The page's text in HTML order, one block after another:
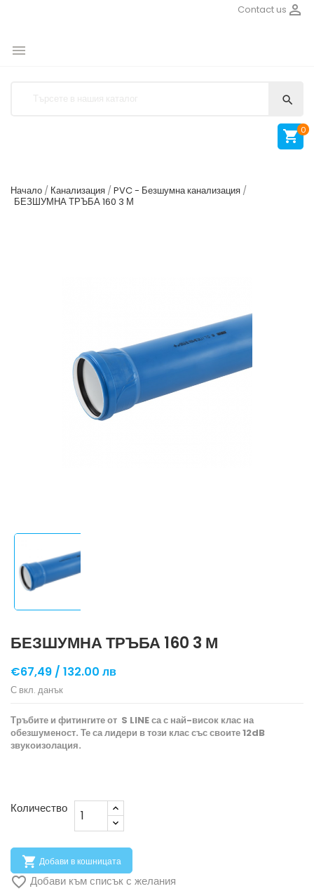

Contact us


 0
Начало Канализация
PVC - Безшумна канализация
БЕЗШУМНА ТРЪБА 160 3 М
БЕЗШУМНА ТРЪБА 160 3 М
€67,49 / 132.00 лв
С вкл. данък
Тръбите и фитингите от S LINE са с най-висок клас на
обезшуменост. Те са лидери в този клас със своите 12dB
звукоизолация.
Количество
 Добави в кошницата
 Добави към списък с желания